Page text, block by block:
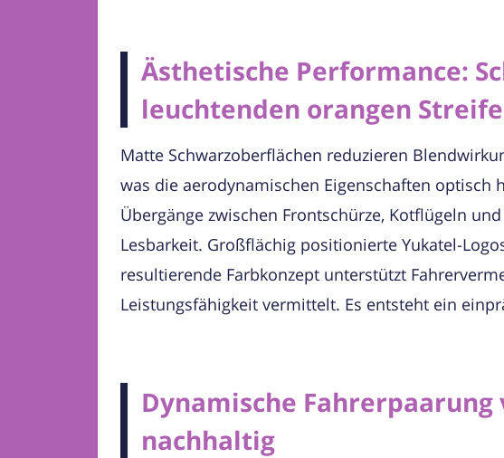
Ästhetische Performance:
leuchtenden orangen
Matte Schwarzoberflächen reduzieren
was die aerodynamischen Eigenschaften
Übergänge zwischen Frontschürze, Kotflügeln
Lesbarkeit. Großflächig positionierte Yukatel-
resultierende Farbkonzept unterstützt
Leistungsfähigkeit vermittelt. Es entsteht ein
Dynamische
nachhaltig